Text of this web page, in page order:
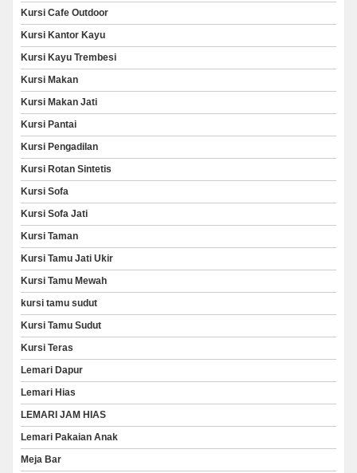
Kursi Cafe Outdoor
Kursi Kantor Kayu
Kursi Kayu Trembesi
Kursi Makan
Kursi Makan Jati
Kursi Pantai
Kursi Pengadilan
Kursi Rotan Sintetis
Kursi Sofa
Kursi Sofa Jati
Kursi Taman
Kursi Tamu Jati Ukir
Kursi Tamu Mewah
kursi tamu sudut
Kursi Tamu Sudut
Kursi Teras
Lemari Dapur
Lemari Hias
LEMARI JAM HIAS
Lemari Pakaian Anak
Meja Bar